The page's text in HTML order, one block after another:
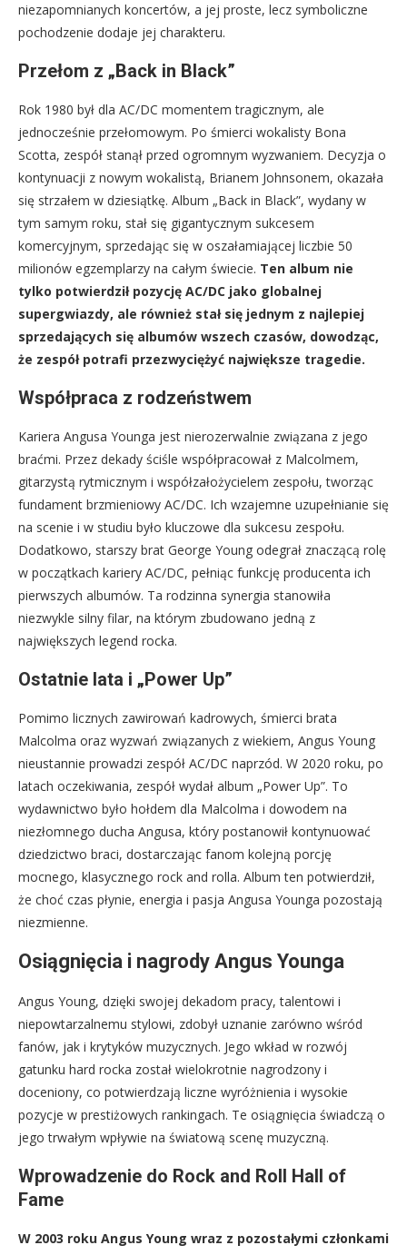
niezapomnianych koncertów, a jej proste, lecz symboliczne
pochodzenie dodaje jej charakteru.
Przełom z „Back in Black”
Rok 1980 był dla AC/DC momentem tragicznym, ale
jednocześnie przełomowym. Po śmierci wokalisty Bona
Scotta, zespół stanął przed ogromnym wyzwaniem. Decyzja o
kontynuacji z nowym wokalistą, Brianem Johnsonem, okazała
się strzałem w dziesiątkę. Album „Back in Black”, wydany w
tym samym roku, stał się gigantycznym sukcesem
komercyjnym, sprzedając się w oszałamiającej liczbie 50
milionów egzemplarzy na całym świecie. Ten album nie
tylko potwierdził pozycję AC/DC jako globalnej
supergwiazdy, ale również stał się jednym z najlepiej
sprzedających się albumów wszech czasów, dowodząc,
że zespół potrafi przezwyciężyć największe tragedie.
Współpraca z rodzeństwem
Kariera Angusa Younga jest nierozerwalnie związana z jego
braćmi. Przez dekady ściśle współpracował z Malcolmem,
gitarzystą rytmicznym i współzałożycielem zespołu, tworząc
fundament brzmieniowy AC/DC. Ich wzajemne uzupełnianie się
na scenie i w studiu było kluczowe dla sukcesu zespołu.
Dodatkowo, starszy brat George Young odegrał znaczącą rolę
w początkach kariery AC/DC, pełniąc funkcję producenta ich
pierwszych albumów. Ta rodzinna synergia stanowiła
niezwykle silny filar, na którym zbudowano jedną z
największych legend rocka.
Ostatnie lata i „Power Up”
Pomimo licznych zawirowań kadrowych, śmierci brata
Malcolma oraz wyzwań związanych z wiekiem, Angus Young
nieustannie prowadzi zespół AC/DC naprzód. W 2020 roku, po
latach oczekiwania, zespół wydał album „Power Up”. To
wydawnictwo było hołdem dla Malcolma i dowodem na
niezłomnego ducha Angusa, który postanowił kontynuować
dziedzictwo braci, dostarczając fanom kolejną porcję
mocnego, klasycznego rock and rolla. Album ten potwierdził,
że choć czas płynie, energia i pasja Angusa Younga pozostają
niezmienne.
Osiągnięcia i nagrody Angus Younga
Angus Young, dzięki swojej dekadom pracy, talentowi i
niepowtarzalnemu stylowi, zdobył uznanie zarówno wśród
fanów, jak i krytyków muzycznych. Jego wkład w rozwój
gatunku hard rocka został wielokrotnie nagrodzony i
doceniony, co potwierdzają liczne wyróżnienia i wysokie
pozycje w prestiżowych rankingach. Te osiągnięcia świadczą o
jego trwałym wpływie na światową scenę muzyczną.
Wprowadzenie do Rock and Roll Hall of
Fame
W 2003 roku Angus Young wraz z pozostałymi członkami